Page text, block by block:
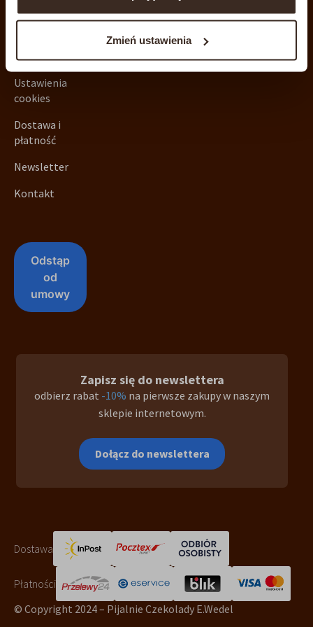
Zmień ustawienia
Regulamin
prywatności
Ustawienia
cookies
Dostawa i
płatność
Newsletter
Kontakt
Zapisz się do newslettera
odbierz rabat -10% na pierwsze zakupy w naszym
sklepie internetowym.
Dołącz do newslettera
Dostawa
Płatności
© Copyright 2024 – Pijalnie Czekolady E.Wedel
Zapisz się